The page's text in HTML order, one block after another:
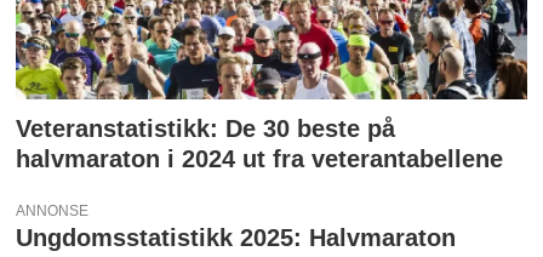
Veteranstatistikk: De 30 beste på
halvmaraton i 2024 ut fra veterantabellene
ANNONSE
Ungdomsstatistikk 2025: Halvmaraton